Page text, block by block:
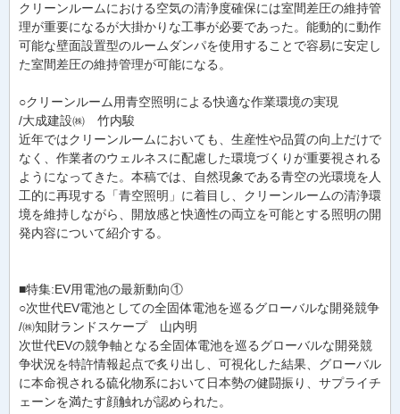
クリーンルームにおける空気の清浄度確保には室間差圧の維持管
理が重要になるが大掛かりな工事が必要であった。能動的に動作
可能な壁面設置型のルームダンパを使用することで容易に安定し
た室間差圧の維持管理が可能になる。
○クリーンルーム用青空照明による快適な作業環境の実現
/大成建設㈱ 竹内駿
近年ではクリーンルームにおいても、生産性や品質の向上だけで
なく、作業者のウェルネスに配慮した環境づくりが重要視される
ようになってきた。本稿では、自然現象である青空の光環境を人
工的に再現する「青空照明」に着目し、クリーンルームの清浄環
境を維持しながら、開放感と快適性の両立を可能とする照明の開
発内容について紹介する。
■特集:EV用電池の最新動向①
○次世代EV電池としての全固体電池を巡るグローバルな開発競争
/㈱知財ランドスケープ 山内明
次世代EVの競争軸となる全固体電池を巡るグローバルな開発競
争状況を特許情報起点で炙り出し、可視化した結果、グローバル
に本命視される硫化物系において日本勢の健闘振り、サプライチ
ェーンを満たす顔触れが認められた。